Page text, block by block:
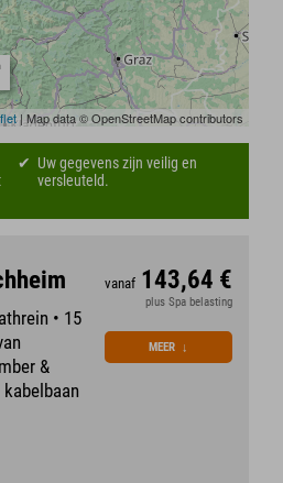
| Map data © OpenStreetMap contributors
Uw gegevens zijn veilig en
versleuteld.
• 15
&
vanaf 143,64 €
plus Spa belasting
MEER ↓